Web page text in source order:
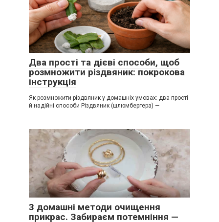
Два прості та дієві способи, щоб
розмножити різдвяник: покрокова
інструкція
Як розмножити різдвяник у домашніх умовах: два прості
й надійні способи Різдвяник (шлюмбергера) —
3 домашні методи очищення
прикрас. Забираєм потемніння —